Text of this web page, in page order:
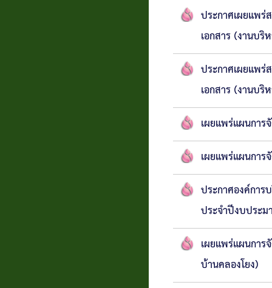
ประกาศเผยแพ
เอกสาร (งานบ
ประกาศเผยแพ
เอกสาร (งานบ
เผยแพร่แผนกา
เผยแพร่แผนกา
ประกาศองค์กา
ประจำปีงบประ
เผยแพร่แผนกา
บ้านคลองโยง)